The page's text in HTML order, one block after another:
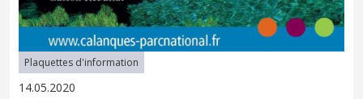
Plaquettes d'information
14.05.2020